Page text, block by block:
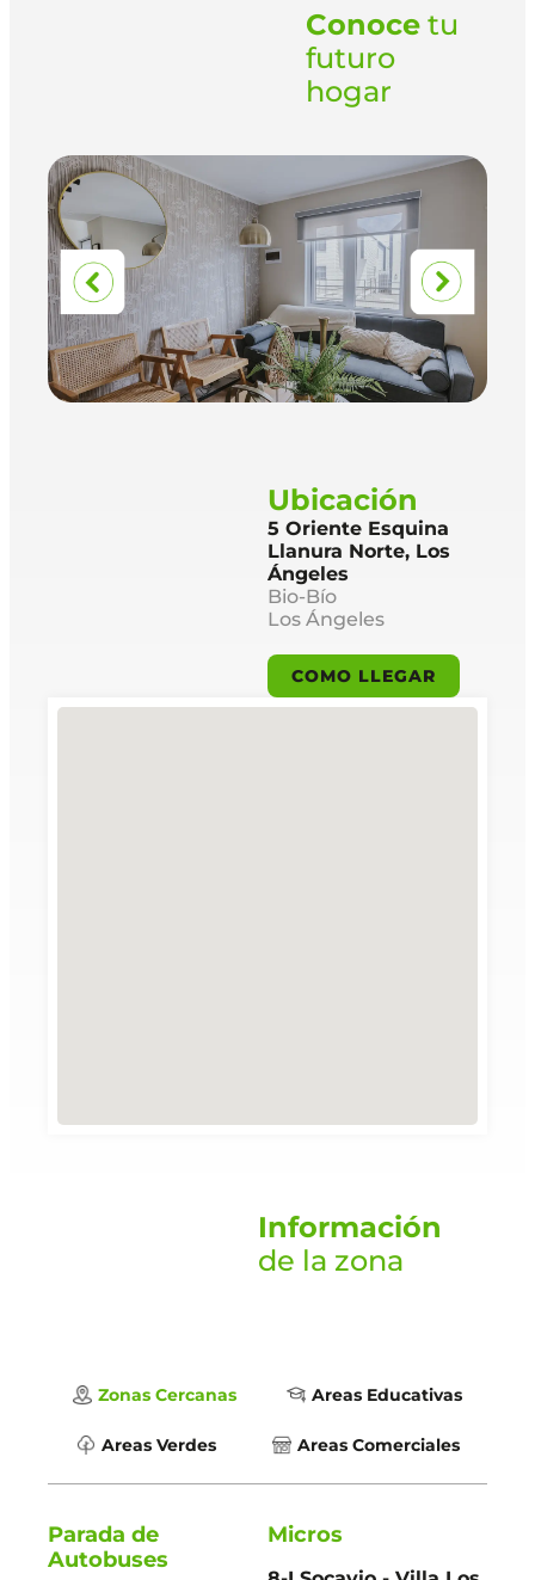
Conoce tu
futuro
hogar
Ubicación
5 Oriente Esquina
Llanura Norte, Los
Ángeles
Bio-Bío
Los Ángeles
COMO LLEGAR
Información
de la zona
Zonas Cercanas Areas Educativas
Areas Verdes Areas Comerciales
Parada de
Autobuses
Micros